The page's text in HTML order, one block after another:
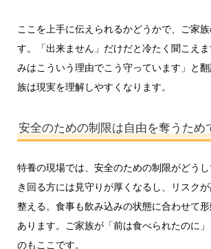
ここを上手に伝えられるかどうかで、ご家
す。「出来ません」だけだと冷たく聞こえ
みはこういう理由でこう守っています」と
族は現実を理解しやすくなります。
安全のための制限は自由を奪うため
特養の現場では、安全のための制限がどう
き回る方には見守りが厚くなるし、リスク
整える。食事も飲み込みの状態に合わせて
あります。ご家族が「前は食べられたのに
のもここです。